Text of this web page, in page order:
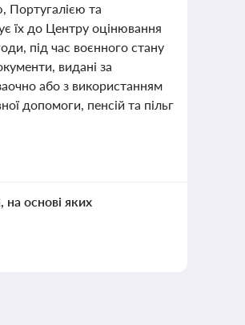
Португалією та
їх до Центру оцінювання
під час воєнного стану
видані за
або з використанням
допомоги, пенсій та пільг
на основі яких